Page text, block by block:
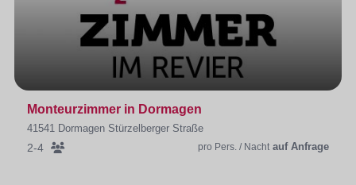
Monteurzimmer in Dormagen
41541 Dormagen Stürzelberger Straße
2-4 pro Pers. / Nacht auf Anfrage